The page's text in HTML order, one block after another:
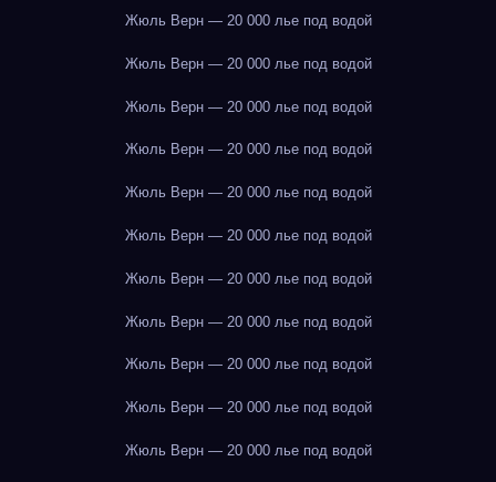
Жюль Верн — 20 000 лье под водой
Жюль Верн — 20 000 лье под водой
Жюль Верн — 20 000 лье под водой
Жюль Верн — 20 000 лье под водой
Жюль Верн — 20 000 лье под водой
Жюль Верн — 20 000 лье под водой
Жюль Верн — 20 000 лье под водой
Жюль Верн — 20 000 лье под водой
Жюль Верн — 20 000 лье под водой
Жюль Верн — 20 000 лье под водой
Жюль Верн — 20 000 лье под водой